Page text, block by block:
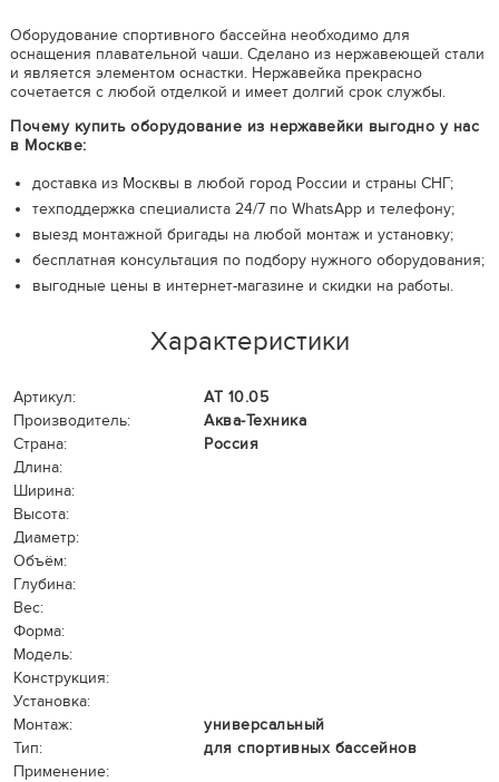
Оборудование спортивного бассейна необходимо для
оснащения плавательной чаши. Сделано из нержавеющей стали
и является элементом оснастки. Нержавейка прекрасно
сочетается с любой отделкой и имеет долгий срок службы.
Почему купить оборудование из нержавейки выгодно у нас
в Москве:
доставка из Москвы в любой город России и страны СНГ;
техподдержка специалиста 24/7 по WhatsApp и телефону;
выезд монтажной бригады на любой монтаж и установку;
бесплатная консультация по подбору нужного оборудования;
выгодные цены в интернет-магазине и скидки на работы.
Характеристики
Артикул:
АТ 10.05
Производитель:
Аква-Техника
Страна:
Россия
Длина:
Ширина:
Высота:
Диаметр:
Объём:
Глубина:
Вес:
Форма:
Модель:
Конструкция:
Установка:
Монтаж:
универсальный
Тип:
для спортивных бассейнов
Применение: